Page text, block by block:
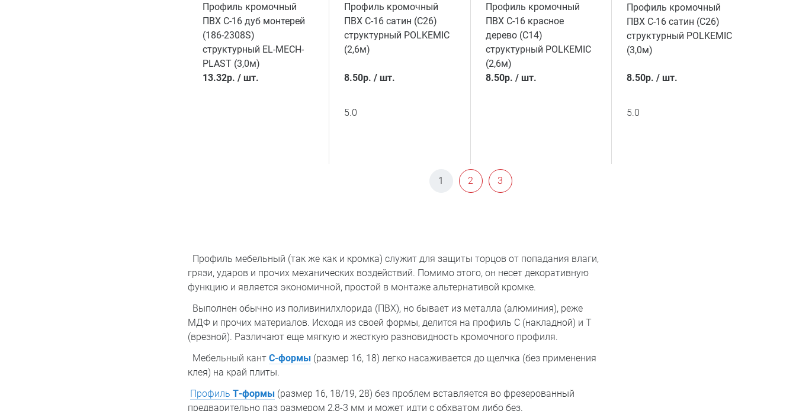
Профиль кромочный
ПВХ C-16 дуб монтерей
(186-2308S)
структурный EL-MECH-
PLAST (3,0м)
13.32р. / шт.
Профиль кромочный
ПВХ C-16 сатин (C26)
структурный POLKEMIC
(2,6м)
8.50р. / шт.
5.0
Профиль кромочный
ПВХ C-16 красное
дерево (C14)
структурный POLKEMIC
(2,6м)
8.50р. / шт.
Профиль кромочный
ПВХ C-16 сатин (C26)
структурный POLKEMIC
(3,0м)
8.50р. /шт.
5.0
1 2 3
Профиль мебельный (так же как и кромка) служит для защиты торцов от попадания влаги,
грязи, ударов и прочих механических воздействий. Помимо этого, он несет декоративную
функцию и является экономичной, простой в монтаже альтернативой кромке.
Выполнен обычно из поливинилхлорида (ПВХ), но бывает из металла (алюминия), реже
МДФ и прочих материалов. Исходя из своей формы, делится на профиль C (накладной) и Т
(врезной). Различают еще мягкую и жесткую разновидность кромочного профиля.
Мебельный кант С-формы (размер 16, 18) легко насаживается до щелчка (без применения
клея) на край плиты.
Профиль Т-формы (размер 16, 18/19, 28) без проблем вставляется во фрезерованный
предварительно паз размером 2,8-3 мм и может идти с обхватом либо без.